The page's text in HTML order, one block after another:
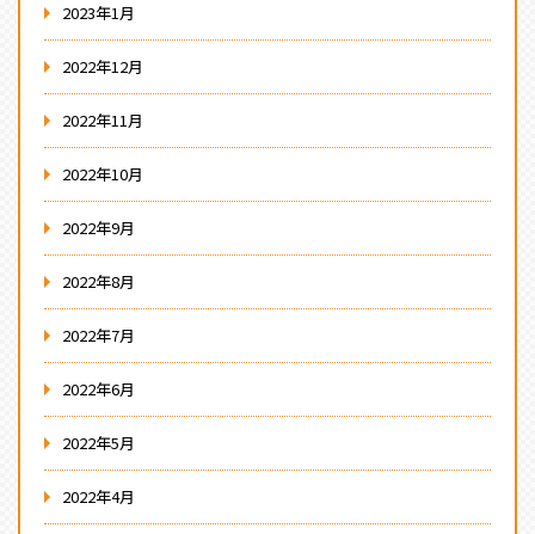
2023年1月
2022年12月
2022年11月
2022年10月
2022年9月
2022年8月
2022年7月
2022年6月
2022年5月
2022年4月